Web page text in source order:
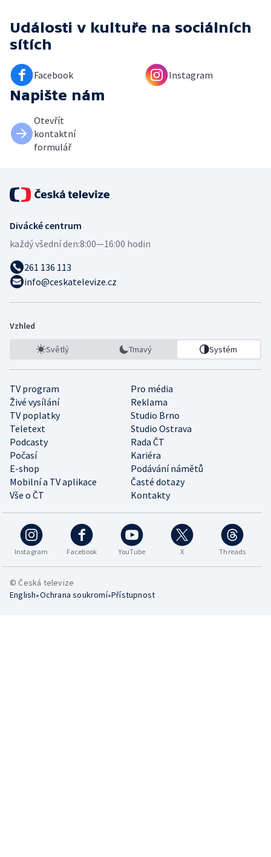
Události v kultuře na sociálních
sítích
Facebook Instagram
Napište nám
Otevřít
kontaktní
formulář
Divácké centrum
každý všední den:8:00—16:00 hodin
261 136 113
info@ceskatelevize.cz
Vzhled
Světlý Tmavý Systém
TV program
Pro média
Živé vysílání
Reklama
TV poplatky
Studio Brno
Teletext
Studio Ostrava
Podcasty
Rada ČT
Počasí
Kariéra
E-shop
Podávání námětů
Mobilní a TV aplikace
Časté dotazy
Vše o ČT
Kontakty
Instagram Facebook YouTube X Threads
© Česká televize
English•Ochrana soukromí•Přístupnost